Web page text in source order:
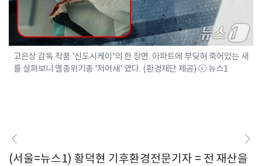
고은상 감독 작품 '신도시케이'의 한 장면. 아파트에 부딪혀 죽어있는 새
를 살펴보니 멸종위기종 '저어새' 였다. (환경재단 제공) ⓒ 뉴스1
(서울=뉴스1) 황덕현 기후환경전문기자 = 전 재산을